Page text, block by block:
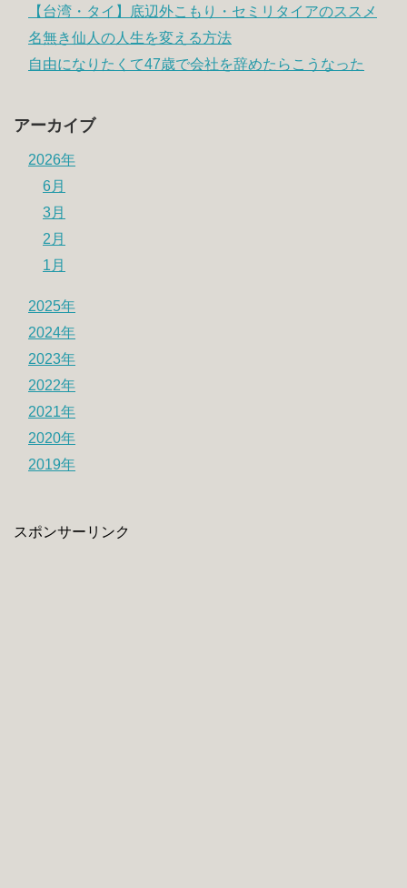
【台湾・タイ】底辺外こもり・セミリタイアのススメ
名無き仙人の人生を変える方法
自由になりたくて47歳で会社を辞めたらこうなった
アーカイブ
2026年
6月
3月
2月
1月
2025年
2024年
2023年
2022年
2021年
2020年
2019年
スポンサーリンク